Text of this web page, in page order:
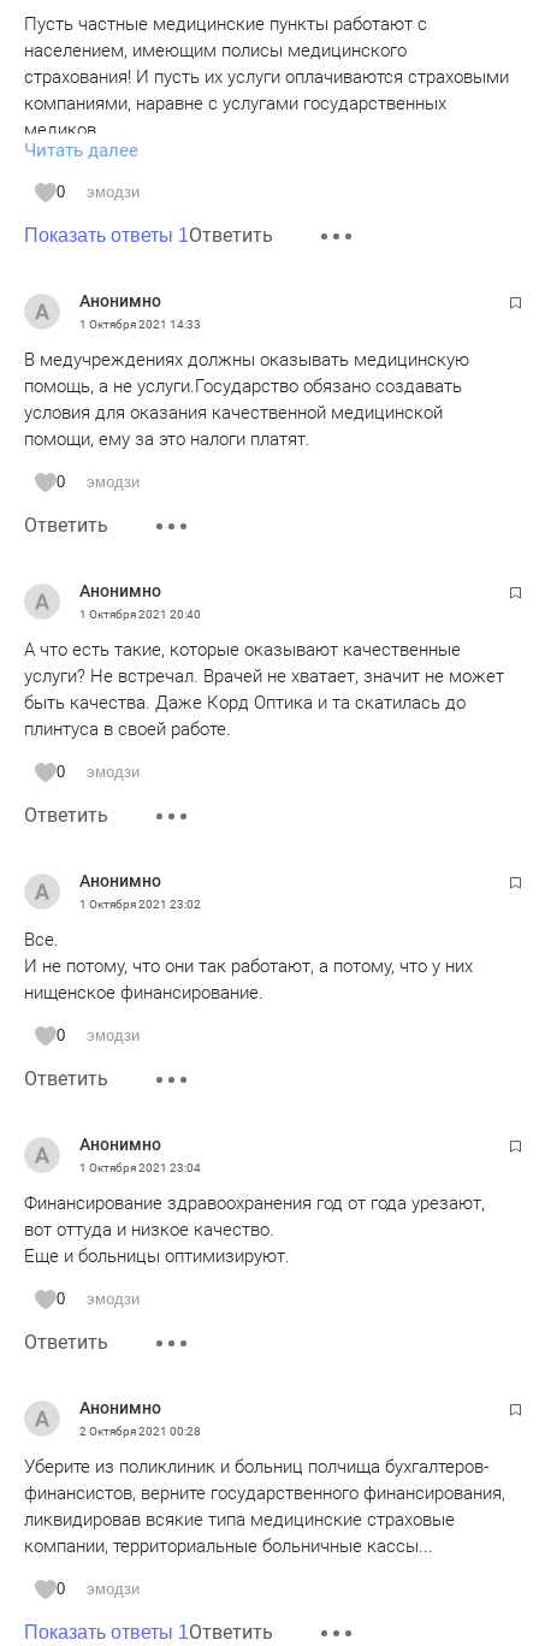
Пусть частные медицинские пункты работают с
населением, имеющим полисы медицинского
страхования! И пусть их услуги оплачиваются страховыми
компаниями, наравне с услугами государственных
медиков.
А так что получается - у человека весь его рабочий стаж
отчисляются взносы на медицину, и всё это пропадает как
в черной дыре - воспользоваться своими накопленными
Приходится платить за визиты к медикам ещё и ещё.
Читать далее
0 эмодзи
Показать ответы 1Ответить
Анонимно
1 Октября 2021 14:33
В медучреждениях должны оказывать медицинскую
помощь, а не услуги.Государство обязано создавать
условия для оказания качественной медицинской
помощи, ему за это налоги платят.
0 эмодзи
Ответить
Анонимно
1 Октября 2021 20:40
А что есть такие, которые оказывают качественные
услуги? Не встречал. Врачей не хватает, значит не может
быть качества. Даже Корд Оптика и та скатилась до
плинтуса в своей работе.
0 эмодзи
Ответить
Анонимно
1 Октября 2021 23:02
Все.
И не потому, что они так работают, а потому, что у них
нищенское финансирование.
0 эмодзи
Ответить
Анонимно
1 Октября 2021 23:04
Финансирование здравоохранения год от года урезают,
вот оттуда и низкое качество.
Еще и больницы оптимизируют.
0 эмодзи
Ответить
Анонимно
2 Октября 2021 00:28
Уберите из поликлиник и больниц полчища бухгалтеров-
финансистов, верните государственного финансирования,
ликвидировав всякие типа медицинские страховые
компании, территориальные больничные кассы...
0 эмодзи
Показать ответы 1Ответить